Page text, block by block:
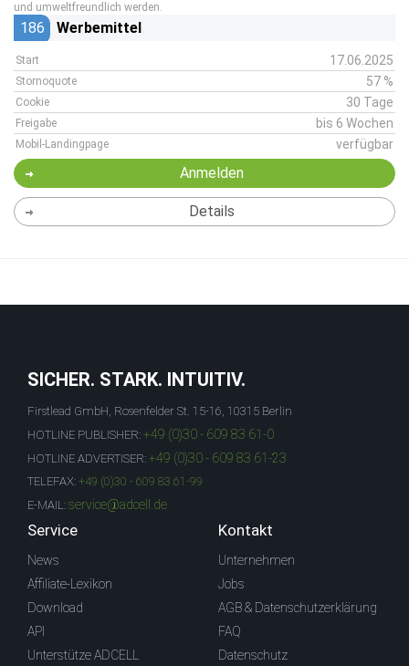
und umweltfreundlich werden.
186 Werbemittel
Start 17.06.2025
Stornoquote 57 %
Cookie 30 Tage
Freigabe bis 6 Wochen
Mobil-Landingpage verfügbar
Anmelden
Details
SICHER. STARK. INTUITIV.
Firstlead GmbH, Rosenfelder St. 15-16, 10315 Berlin
HOTLINE PUBLISHER: +49 (0)30 - 609 83 61-0
HOTLINE ADVERTISER: +49 (0)30 - 609 83 61-23
TELEFAX: +49 (0)30 - 609 83 61-99
E-MAIL: service@adcell.de
Service
News
Affiliate-Lexikon
Download
API
Unterstütze ADCELL
Kontakt
Unternehmen
Jobs
AGB & Datenschutzerklärung
FAQ
Datenschutz